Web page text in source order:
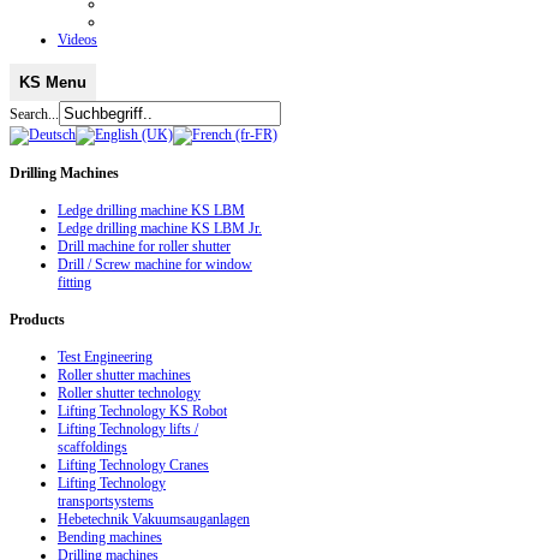
Videos
KS Menu
Search...
Drilling Machines
Ledge drilling machine KS LBM
Ledge drilling machine KS LBM Jr.
Drill machine for roller shutter
Drill / Screw machine for window
fitting
Products
Test Engineering
Roller shutter machines
Roller shutter technology
Lifting Technology KS Robot
Lifting Technology lifts /
scaffoldings
Lifting Technology Cranes
Lifting Technology
transportsystems
Hebetechnik Vakuumsauganlagen
Bending machines
Drilling machines